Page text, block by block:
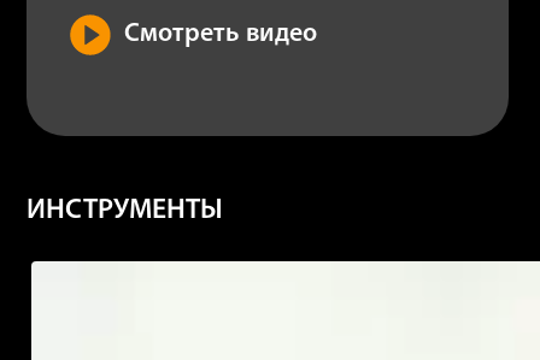
Смотреть видео
ИНСТРУМЕНТЫ